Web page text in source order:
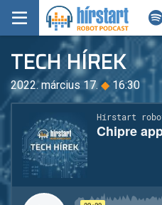
KEZDŐLAP
FRISS HÍREK
TECH HÍREK
FILM-ZENE-SZÓRAKOZÁS
PLAYLIST
TECH HÍREK
2022. március 17. ◆ 16:30